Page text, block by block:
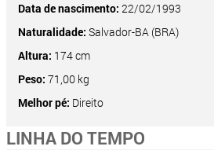
Data de nascimento: 22/02/1993
Naturalidade: Salvador-BA (BRA)
Altura: 174 cm
Peso: 71,00 kg
Melhor pé: Direito
LINHA DO TEMPO